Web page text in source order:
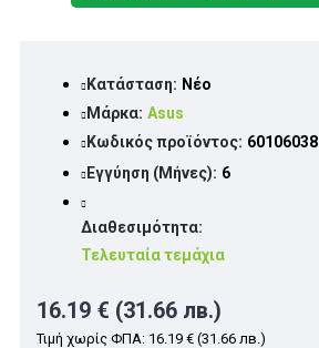
Κατάσταση: Νέο
Μάρκα: Asus
Κωδικός προϊόντος: 60106038
Εγγύηση (Μήνες): 6
Διαθεσιμότητα:
Τελευταία τεμάχια
16.19 € (31.66 лв.)
Τιμή χωρίς ΦΠΑ: 16.19 € (31.66 лв.)